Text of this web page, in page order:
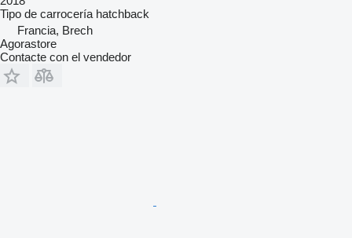
Tipo de carrocería hatchback
Francia, Brech
Agorastore
Contacte con el vendedor